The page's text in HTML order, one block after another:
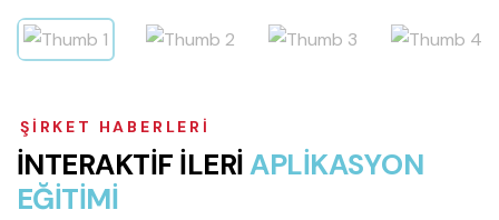
ŞIRKET HABERLERI
İNTERAKTİF İLERİAPLİKASYON
EĞİTİMİ